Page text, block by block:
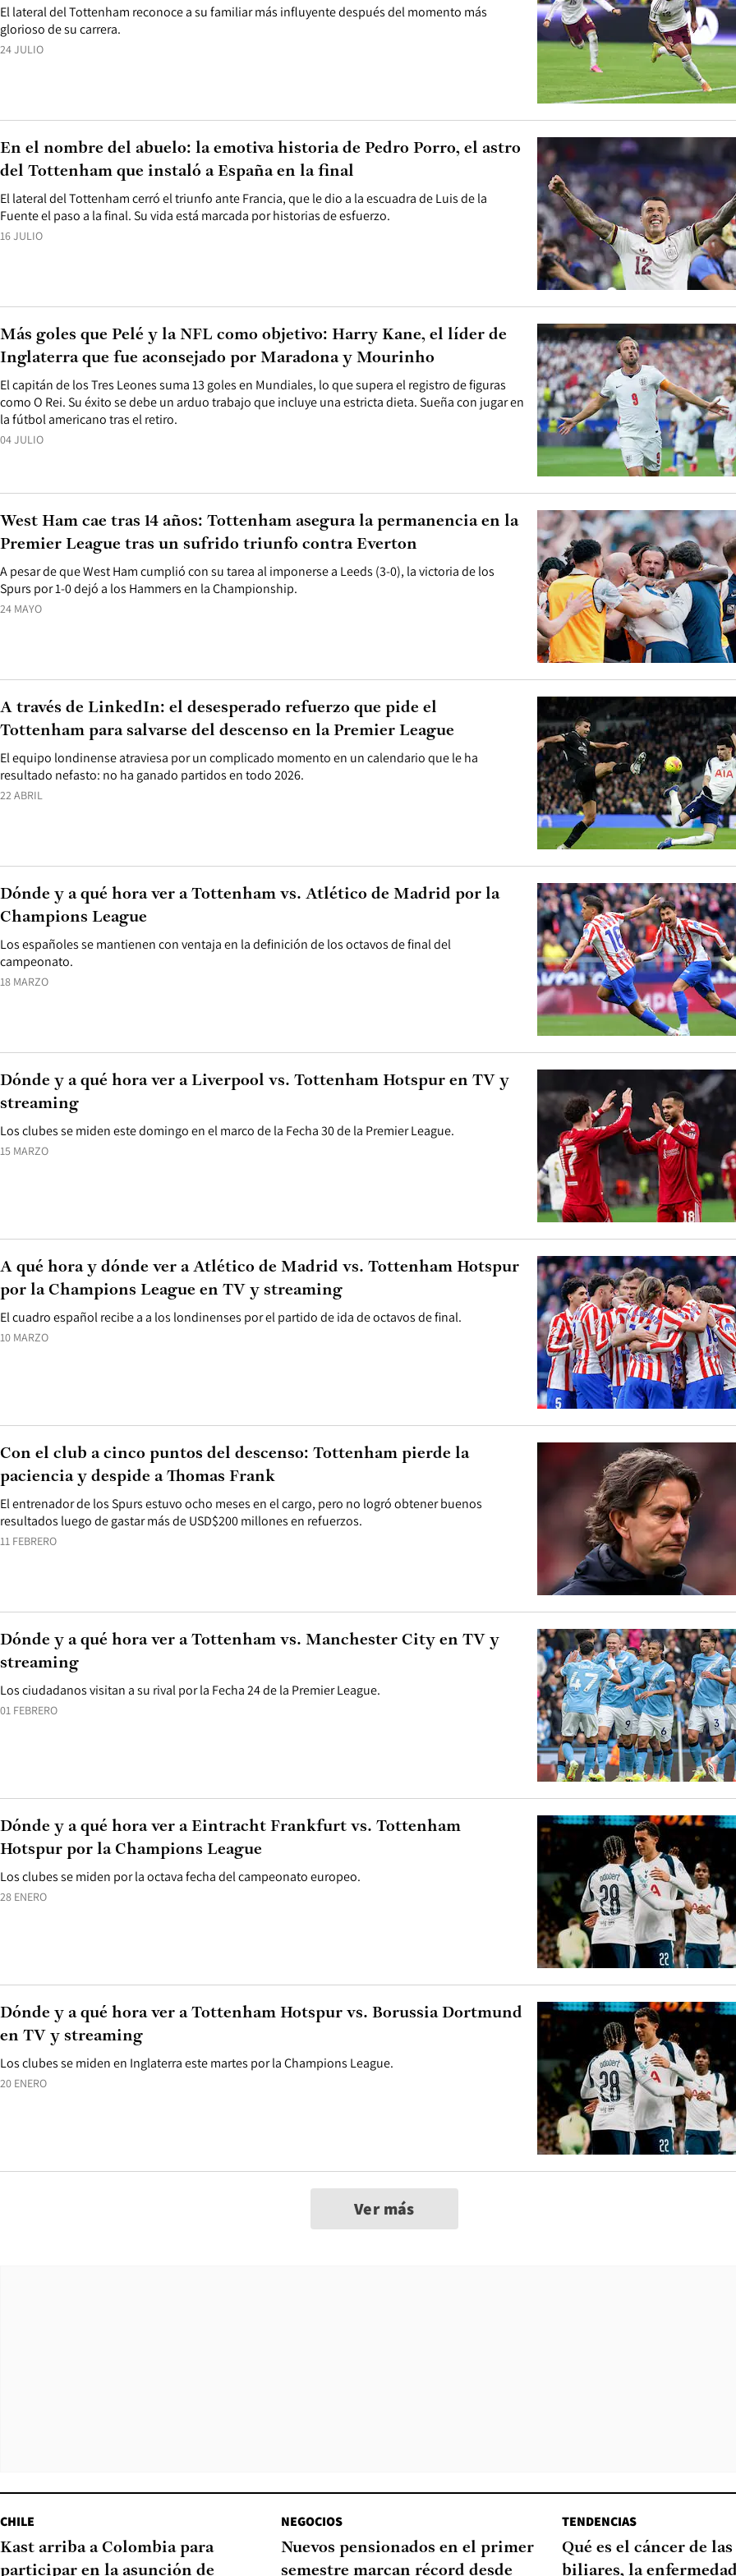
24 JULIO
El lateral del Tottenham reconoce a su familiar más influyente después del momento más
glorioso de su carrera.
16 JULIO
El lateral del Tottenham cerró el triunfo ante Francia, que le dio a la escuadra de Luis de la
Fuente el paso a la final. Su vida está marcada por historias de esfuerzo.
En el nombre del abuelo: la emotiva historia de Pedro Porro, el astro
del Tottenham que instaló a España en la final
04 JULIO
El capitán de los Tres Leones suma 13 goles en Mundiales, lo que supera el registro de figuras
como O Rei. Su éxito se debe un arduo trabajo que incluye una estricta dieta. Sueña con jugar en
la fútbol americano tras el retiro.
Más goles que Pelé y la NFL como objetivo: Harry Kane, el líder de
Inglaterra que fue aconsejado por Maradona y Mourinho
24 MAYO
A pesar de que West Ham cumplió con su tarea al imponerse a Leeds (3-0), la victoria de los
Spurs por 1-0 dejó a los Hammers en la Championship.
West Ham cae tras 14 años: Tottenham asegura la permanencia en la
Premier League tras un sufrido triunfo contra Everton
22 ABRIL
El equipo londinense atraviesa por un complicado momento en un calendario que le ha
resultado nefasto: no ha ganado partidos en todo 2026.
A través de LinkedIn: el desesperado refuerzo que pide el
Tottenham para salvarse del descenso en la Premier League
18 MARZO
Los españoles se mantienen con ventaja en la definición de los octavos de final del
campeonato.
Dónde y a qué hora ver a Tottenham vs. Atlético de Madrid por la
Champions League
15 MARZO
Los clubes se miden este domingo en el marco de la Fecha 30 de la Premier League.
Dónde y a qué hora ver a Liverpool vs. Tottenham Hotspur en TV y
streaming
10 MARZO
El cuadro español recibe a a los londinenses por el partido de ida de octavos de final.
A qué hora y dónde ver a Atlético de Madrid vs. Tottenham Hotspur
por la Champions League en TV y streaming
11 FEBRERO
El entrenador de los Spurs estuvo ocho meses en el cargo, pero no logró obtener buenos
resultados luego de gastar más de USD$200 millones en refuerzos.
Con el club a cinco puntos del descenso: Tottenham pierde la
paciencia y despide a Thomas Frank
01 FEBRERO
Los ciudadanos visitan a su rival por la Fecha 24 de la Premier League.
Dónde y a qué hora ver a Tottenham vs. Manchester City en TV y
streaming
28 ENERO
Los clubes se miden por la octava fecha del campeonato europeo.
Dónde y a qué hora ver a Eintracht Frankfurt vs. Tottenham
Hotspur por la Champions League
20 ENERO
Los clubes se miden en Inglaterra este martes por la Champions League.
Dónde y a qué hora ver a Tottenham Hotspur vs. Borussia Dortmund
en TV y streaming
Ver más
CHILE
Kast arriba a Colombia para
participar en la asunción de
NEGOCIOS
Nuevos pensionados en el primer
semestre marcan récord desde
TENDENCIAS
Qué es el cáncer de
biliares, la